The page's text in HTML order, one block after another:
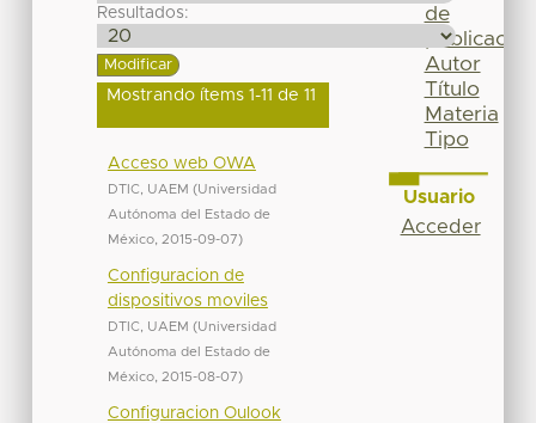
Resultados:
Mostrando ítems 1-11 de 11
Acceso web OWA
DTIC, UAEM (Universidad
Autónoma del Estado de
México, 2015-09-07)
Configuracion de
dispositivos moviles
DTIC, UAEM (Universidad
Autónoma del Estado de
México, 2015-08-07)
Configuracion Oulook
de
publicación
Autor
Título
Materia
Tipo
Usuario
Acceder